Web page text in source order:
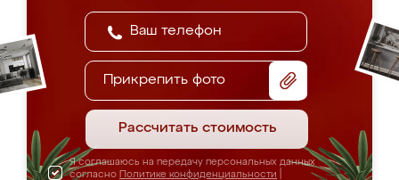
Прикрепить фото
Рассчитать стоимость
Я соглашаюсь на передачу персональных данных
согласно Политике конфиденциальности